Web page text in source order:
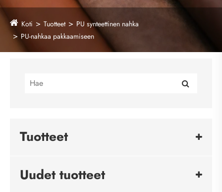
Koti Tuotteet
PU synteettinen nahka
PU-nahkaa pakkaamiseen
Tuotteet
Uudet tuotteet